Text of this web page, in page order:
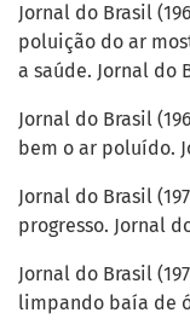
Jornal do Brasil
poluição do ar
a saúde. Jornal do
Jornal do Brasil
bem o ar poluído.
Jornal do Brasil
progresso. Jornal
Jornal do Brasil
limpando baía de